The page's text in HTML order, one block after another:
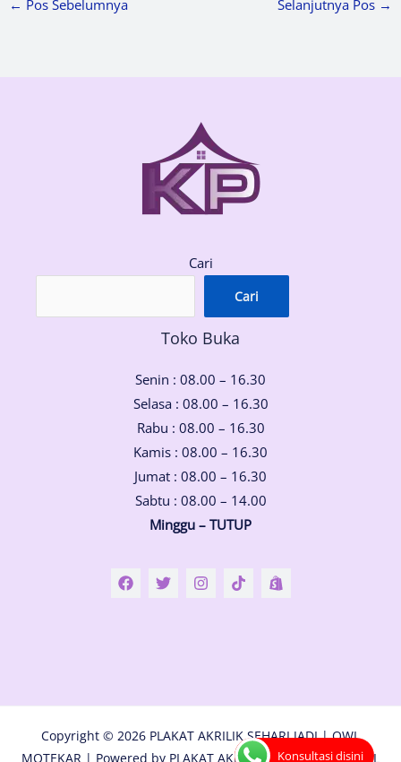
← Pos Sebelumnya Selanjutnya Pos →
Cari
Cari
Toko Buka
Senin : 08.00 – 16.30
Selasa : 08.00 – 16.30
Rabu : 08.00 – 16.30
Kamis : 08.00 – 16.30
Jumat : 08.00 – 16.30
Sabtu : 08.00 – 14.00
Minggu – TUTUP
Copyright © 2026 PLAKAT AKRILIK SEHARI JADI | OWL
MOTEKAR | Powered by PLAKAT AKRILIK SEHARI JADI | OWL
Konsultasi disini